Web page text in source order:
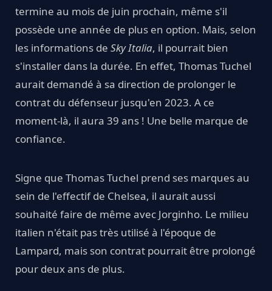
termine au mois de juin prochain, même s'il
possède une année de plus en option. Mais, selon
les informations de Sky Italia, il pourrait bien
s'installer dans la durée. En effet, Thomas Tuchel
aurait demandé à sa direction de prolonger le
contrat du défenseur jusqu'en 2023. A ce
moment-là, il aura 39 ans ! Une belle marque de
confiance.
Signe que Thomas Tuchel prend ses marques au
sein de l'effectif de Chelsea, il aurait aussi
souhaité faire de même avec Jorginho. Le milieu
italien n'était pas très utilisé à l'époque de
Lampard, mais son contrat pourrait être prolongé
pour deux ans de plus.